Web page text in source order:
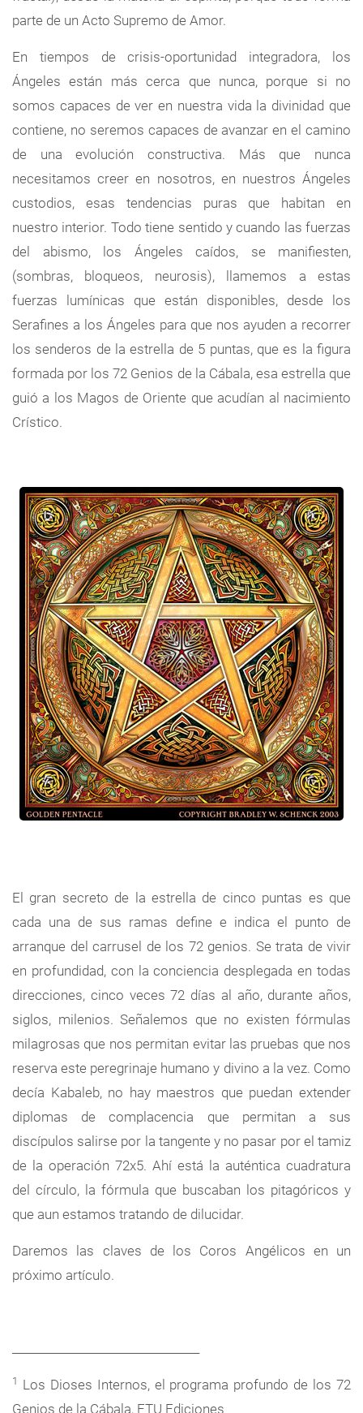
parte de un Acto Supremo de Amor.
En tiempos de crisis-oportunidad integradora, los
Ángeles están más cerca que nunca, porque si no
somos capaces de ver en nuestra vida la divinidad que
contiene, no seremos capaces de avanzar en el camino
de una evolución constructiva. Más que nunca
necesitamos creer en nosotros, en nuestros Ángeles
custodios, esas tendencias puras que habitan en
nuestro interior. Todo tiene sentido y cuando las fuerzas
del abismo, los Ángeles caídos, se manifiesten,
(sombras, bloqueos, neurosis), llamemos a estas
fuerzas lumínicas que están disponibles, desde los
Serafines a los Ángeles para que nos ayuden a recorrer
los senderos de la estrella de 5 puntas, que es la figura
formada por los 72 Genios de la Cábala, esa estrella que
guió a los Magos de Oriente que acudían al nacimiento
Crístico.
El gran secreto de la estrella de cinco puntas es que
cada una de sus ramas define e indica el punto de
arranque del carrusel de los 72 genios. Se trata de vivir
en profundidad, con la conciencia desplegada en todas
direcciones, cinco veces 72 días al año, durante años,
siglos, milenios. Señalemos que no existen fórmulas
milagrosas que nos permitan evitar las pruebas que nos
reserva este peregrinaje humano y divino a la vez. Como
decía Kabaleb, no hay maestros que puedan extender
diplomas de complacencia que permitan a sus
discípulos salirse por la tangente y no pasar por el tamiz
de la operación 72x5. Ahí está la auténtica cuadratura
del círculo, la fórmula que buscaban los pitagóricos y
que aun estamos tratando de dilucidar.
Daremos las claves de los Coros Angélicos en un
próximo artículo.
1 Los Dioses Internos, el programa profundo de los 72
Genios de la Cábala, ETU Ediciones